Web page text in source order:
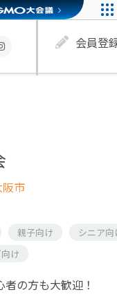
会員登
市
親子向け シニア向
け
の方も大歓迎！